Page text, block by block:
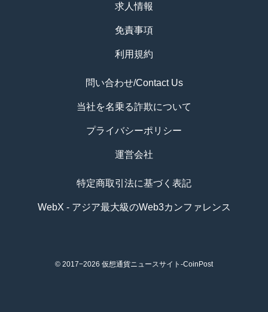
求人情報
免責事項
利用規約
問い合わせ/Contact Us
当社を名乗る詐欺について
プライバシーポリシー
運営会社
特定商取引法に基づく表記
WebX - アジア最大級のWeb3カンファレンス
© 2017−2026 仮想通貨ニュースサイト-CoinPost